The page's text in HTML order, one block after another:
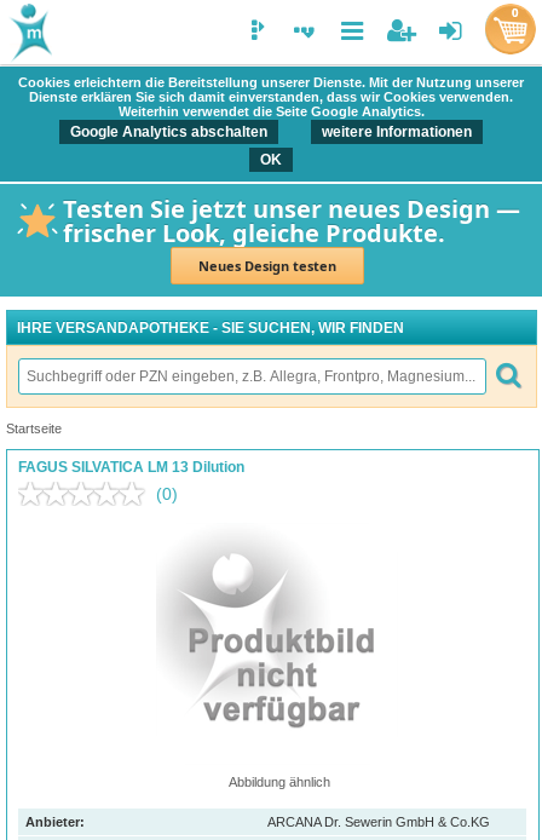
Cookies erleichtern die Bereitstellung unserer Dienste. Mit der Nutzung unserer
Dienste erklären Sie sich damit einverstanden, dass wir Cookies verwenden.
Weiterhin verwendet die Seite Google Analytics.
Google Analytics abschalten
weitere Informationen
OK
Testen Sie jetzt unser neues Design —
frischer Look, gleiche Produkte.
Neues Design testen
0
IHRE VERSANDAPOTHEKE - SIE SUCHEN, WIR FINDEN
Startseite
FAGUS SILVATICA LM 13 Dilution
(0)
Abbildung ähnlich
Anbieter:
ARCANA Dr. Sewerin GmbH & Co.KG